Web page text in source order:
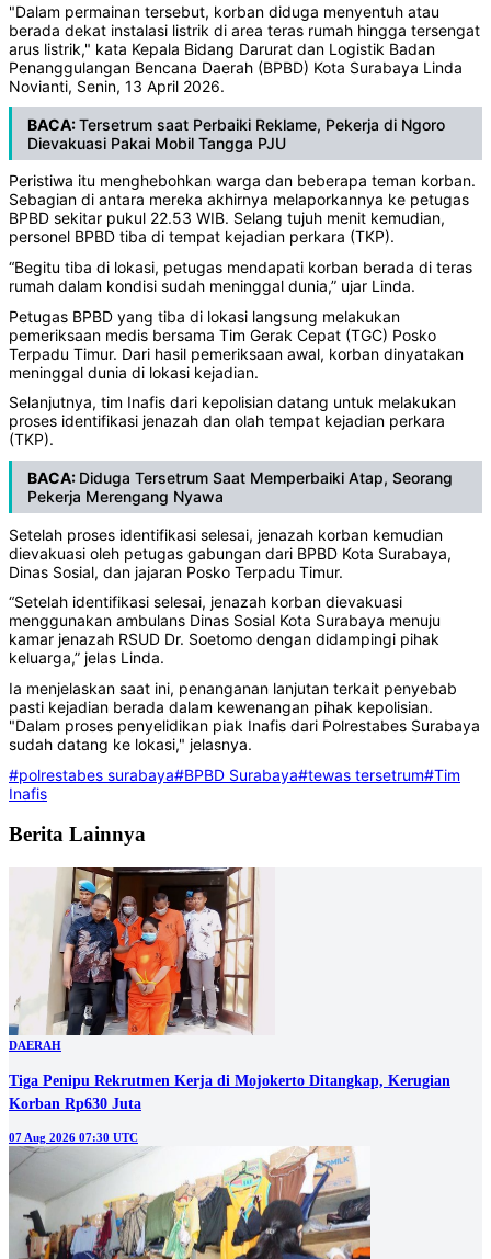
"Dalam permainan tersebut, korban diduga menyentuh atau
berada dekat instalasi listrik di area teras rumah hingga tersengat
arus listrik," kata Kepala Bidang Darurat dan Logistik Badan
Penanggulangan Bencana Daerah (BPBD) Kota Surabaya Linda
Novianti, Senin, 13 April 2026.
BACA:Tersetrum saat Perbaiki Reklame, Pekerja di Ngoro
Dievakuasi Pakai Mobil Tangga PJU
Peristiwa itu menghebohkan warga dan beberapa teman korban.
Sebagian di antara mereka akhirnya melaporkannya ke petugas
BPBD sekitar pukul 22.53 WIB. Selang tujuh menit kemudian,
personel BPBD tiba di tempat kejadian perkara (TKP).
“Begitu tiba di lokasi, petugas mendapati korban berada di teras
rumah dalam kondisi sudah meninggal dunia,” ujar Linda.
Petugas BPBD yang tiba di lokasi langsung melakukan
pemeriksaan medis bersama Tim Gerak Cepat (TGC) Posko
Terpadu Timur. Dari hasil pemeriksaan awal, korban dinyatakan
meninggal dunia di lokasi kejadian.
Selanjutnya, tim Inafis dari kepolisian datang untuk melakukan
proses identifikasi jenazah dan olah tempat kejadian perkara
(TKP).
BACA: Diduga Tersetrum Saat Memperbaiki Atap, Seorang
Pekerja Merengang Nyawa
Setelah proses identifikasi selesai, jenazah korban kemudian
dievakuasi oleh petugas gabungan dari BPBD Kota Surabaya,
Dinas Sosial, dan jajaran Posko Terpadu Timur.
“Setelah identifikasi selesai, jenazah korban dievakuasi
menggunakan ambulans Dinas Sosial Kota Surabaya menuju
kamar jenazah RSUD Dr. Soetomo dengan didampingi pihak
keluarga,” jelas Linda.
Ia menjelaskan saat ini, penanganan lanjutan terkait penyebab
pasti kejadian berada dalam kewenangan pihak kepolisian.
"Dalam proses penyelidikan piak Inafis dari Polrestabes Surabaya
sudah datang ke lokasi," jelasnya.
#polrestabes surabaya#BPBD Surabaya#tewas tersetrum#Tim
Inafis
Berita Lainnya
DAERAH
Tiga Penipu Rekrutmen Kerja di Mojokerto Ditangkap, Kerugian
Korban Rp630 Juta
07 Aug 2026 07:30 UTC